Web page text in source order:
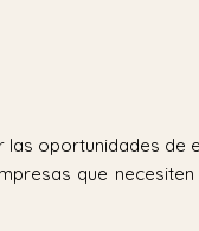
oportunidades de
que